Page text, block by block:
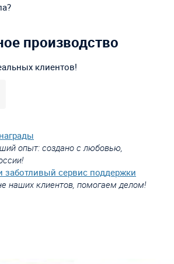
производство
клиентов!
опыт: создано с любовью,
заботливый сервис поддержки
наших клиентов, помогаем делом!